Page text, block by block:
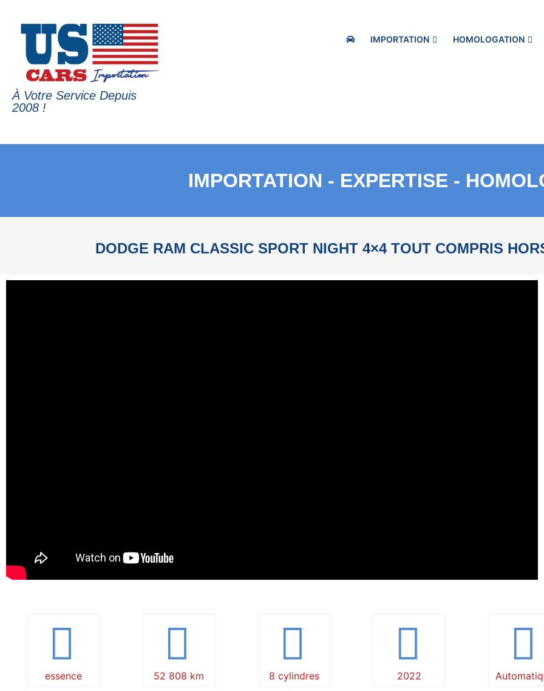
À Votre Service Depuis
2008 !
IMPORTATION HOMOLOGATION
IMPORTATION - EXPERTISE -
DODGE RAM CLASSIC SPORT NIGHT 4×4 TOUT COMPRIS
essence 52 808 km 8 cylindres 2022